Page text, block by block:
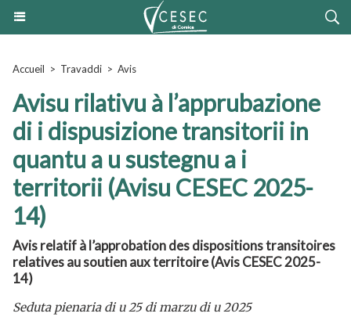
Accueil > Travaddi > Avis
Avisu rilativu à l’apprubazione
di i dispusizione transitorii in
quantu a u sustegnu a i
territorii (Avisu CESEC 2025-
14)
Avis relatif à l’approbation des dispositions transitoires
relatives au soutien aux territoire (Avis CESEC 2025-
14)
Seduta pienaria di u 25 di marzu di u 2025